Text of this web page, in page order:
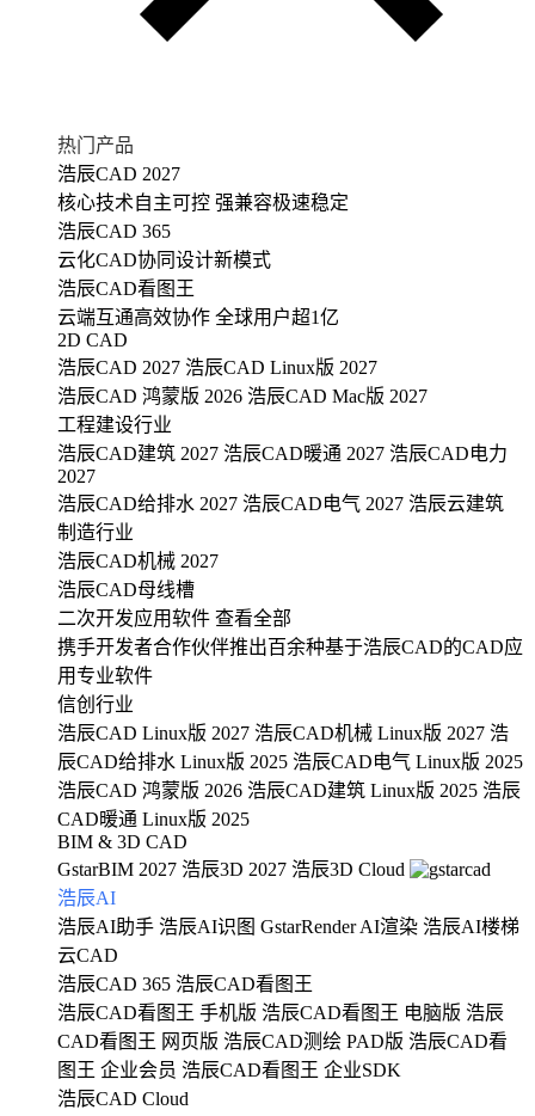
热门产品
浩辰CAD 2027
核心技术自主可控 强兼容极速稳定
浩辰CAD 365
云化CAD协同设计新模式
浩辰CAD看图王
云端互通高效协作 全球用户超1亿
2D CAD
浩辰CAD 2027 浩辰CAD Linux版 2027
浩辰CAD 鸿蒙版 2026 浩辰CAD Mac版 2027
工程建设行业
浩辰CAD建筑 2027 浩辰CAD暖通 2027 浩辰CAD电力
2027
浩辰CAD给排水 2027 浩辰CAD电气 2027 浩辰云建筑
制造行业
浩辰CAD机械 2027
浩辰CAD母线槽
二次开发应用软件 查看全部
携手开发者合作伙伴推出百余种基于浩辰CAD的CAD应
用专业软件
信创行业
浩辰CAD Linux版 2027 浩辰CAD机械 Linux版 2027 浩
辰CAD给排水 Linux版 2025 浩辰CAD电气 Linux版 2025
浩辰CAD 鸿蒙版 2026 浩辰CAD建筑 Linux版 2025 浩辰
CAD暖通 Linux版 2025
BIM & 3D CAD
GstarBIM 2027 浩辰3D 2027 浩辰3D Cloud
浩辰AI
浩辰AI助手 浩辰AI识图 GstarRender AI渲染 浩辰AI楼梯
云CAD
浩辰CAD 365 浩辰CAD看图王
浩辰CAD看图王 手机版 浩辰CAD看图王 电脑版 浩辰
CAD看图王 网页版 浩辰CAD测绘 PAD版 浩辰CAD看
图王 企业会员 浩辰CAD看图王 企业SDK
浩辰CAD Cloud